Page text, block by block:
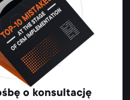
o konsultację